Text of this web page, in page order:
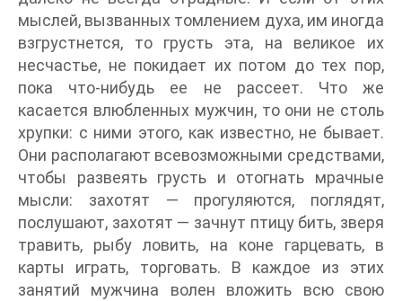
мыслей, вызванных томлением духа, им иногда
взгрустнется, то грусть эта, на великое их
несчастье, не покидает их потом до тех пор,
пока что-нибудь ее не рассеет. Что же
касается влюбленных мужчин, то они не столь
хрупки: с ними этого, как известно, не бывает.
Они располагают всевозможными средствами,
чтобы развеять грусть и отогнать мрачные
мысли: захотят — прогуляются, поглядят,
послушают, захотят — зачнут птицу бить, зверя
травить, рыбу ловить, на коне гарцевать, в
карты играть, торговать. В каждое из этих
занятий мужчина волен вложить всю свою